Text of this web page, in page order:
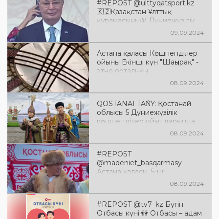
#REPOST @ulttyqatsport.kz
🇰🇿Қазақстан Ұлттық
құрамасының V Дүниежүзілік
көшпенділер ойындарының
намысын 216 спортшы
қорғайды. ⚡️Спортшыларға
09.09.2024
Астана қаласы Көшпенділер
ойыны Екінші күн "Шаңырақ" -
этно орталығы
08.09.2024
QOSTANAI TAŃY: Қостанай
облысы 5 Дүниежүзілік
көшпенділер ойындарында
08.09.2024
#REPOST
@madeniet_basqarmasy
Астана қаласы. 5-ші
Дүниежүзілік көшпенділер
Город Астана. День 2.
08.09.2024
#REPOST @tv7_kz Бүгін
Отбасы күні 👫 Отбасы – адам